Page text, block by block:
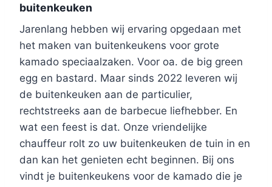
buitenkeuken
Jarenlang hebben wij ervaring opgedaan met
het maken van buitenkeukens voor grote
kamado speciaalzaken. Voor oa. de big green
egg en bastard. Maar sinds 2022 leveren wij
de buitenkeuken aan de particulier,
rechtstreeks aan de barbecue liefhebber. En
wat een feest is dat. Onze vriendelijke
chauffeur rolt zo uw buitenkeuken de tuin in en
dan kan het genieten echt beginnen. Bij ons
vindt je buitenkeukens voor de kamado die je